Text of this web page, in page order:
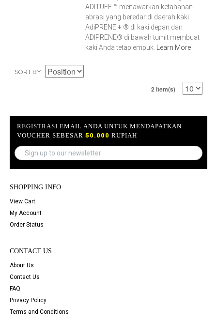
ADITUFF ™ menawarkan ketahanan
abrasi yang beredar di daerah kaki.
AdiPRENE + ® di kaki depan dan
ADIPRENE® di bawah tumit membuat
kaki Anda tetap empuk.
Learn More
SORT BY
2 Item(s)
REGISTRASI EMAIL ANDA UNTUK MENDAPATKAN
VOUCHER SEBESAR 50.000 RUPIAH
SHOPPING INFO
View Cart
My Account
Order Status
CONTACT US
About Us
Contact Us
FAQ
Privacy Policy
Terms and Conditions